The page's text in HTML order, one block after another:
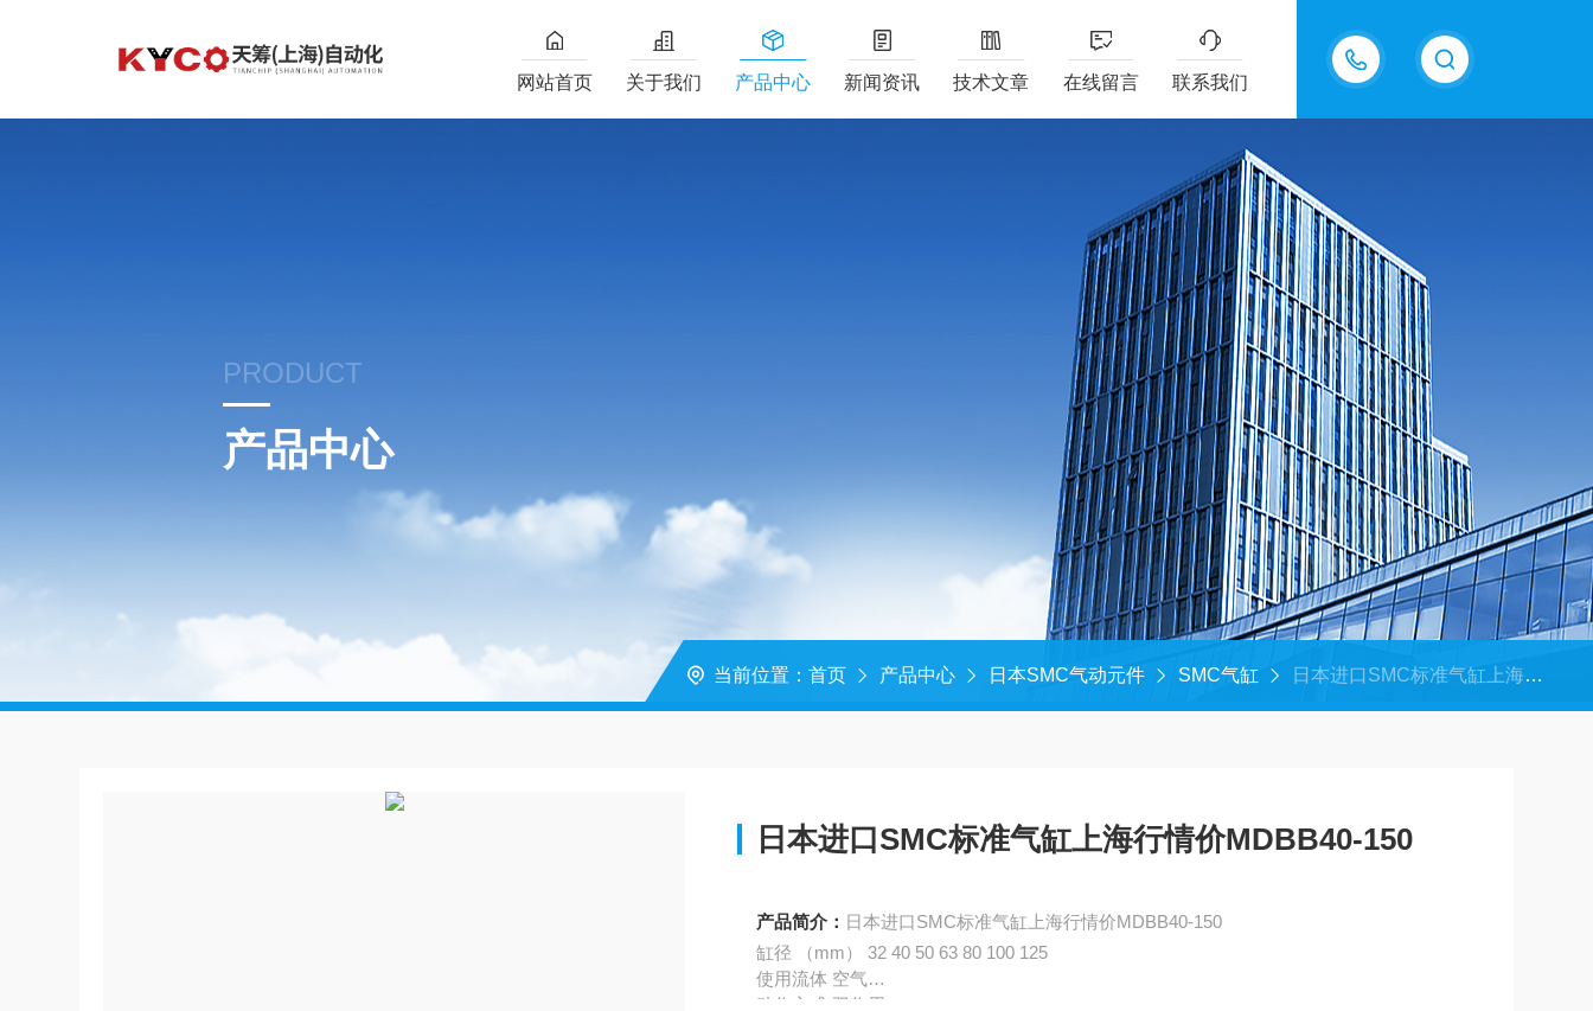
18217294416
网站首页 关于我们 产品中心 新闻资讯 技术文章 在线留言 联系我们
PRODUCT
产品中心
当前位置： 首页 产品中心 日本SMC气动元件 SMC气缸 日本进口SMC标准气缸上海行情价MDBB40-150
日本进口SMC标准气缸上海行情价MDBB40-150
产品简介： 日本进口SMC标准气缸上海行情价MDBB40-150
缸径 （mm） 32 40 50 63 80 100 125
使用流体 空气
动作方式 双作用